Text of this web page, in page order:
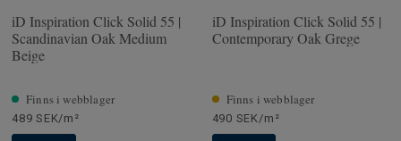
iD Inspiration Click Solid 55 |
Scandinavian Oak Medium
Beige
Finns i webblager
489 SEK/m²
iD Inspiration Click Solid 55 |
Contemporary Oak Grege
Finns i webblager
490 SEK/m²